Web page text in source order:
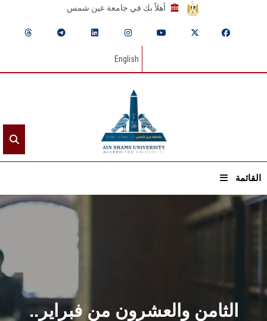
أهلاً بك في جامعة عين شمس
English
القائمة
الرئيسيـة
القطاعـات
الشئون الأكاديمية
الثامن والعشرون من فبراير..